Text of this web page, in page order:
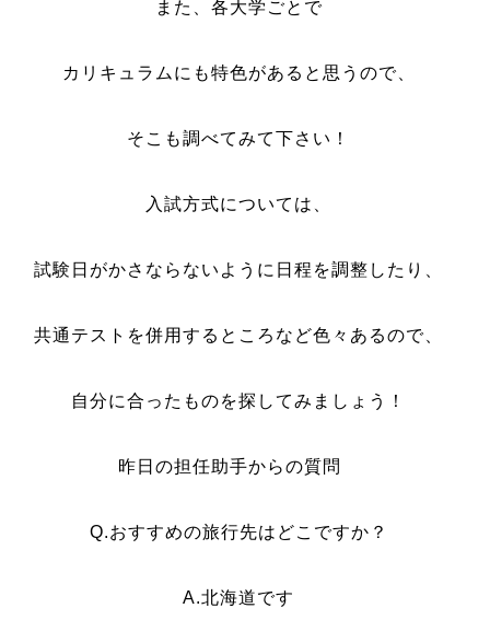
また、各大学ごとで
カリキュラムにも特色があると思うので、
そこも調べてみて下さい！
入試方式については、
試験日がかさならないように日程を調整したり、
共通テストを併用するところなど色々あるので、
自分に合ったものを探してみましょう！
昨日の担任助手からの質問
Q.おすすめの旅行先はどこですか？
A.北海道です